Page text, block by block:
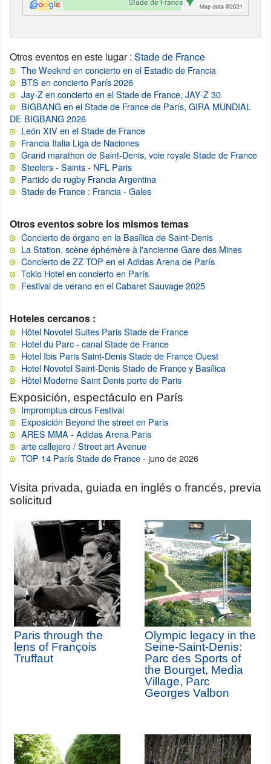
Otros eventos en este lugar: Stade de France
The Weeknd en concierto en el Estadio de Francia
BTS en concierto París 2026
Jay-Z en concierto en el Stade de France, JAY-Z 30
BIGBANG en el Stade de France de París, GIRA MUNDIAL
DE BIGBANG 2026
León XIV en el Stade de France
Francia Italia Liga de Naciones
Grand marathon de Saint-Denis, voie royale Stade de France
Steelers - Saints - NFL Paris
Partido de rugby Francia Argentina
Stade de France : Francia - Gales
Otros eventos sobre los mismos temas
Concierto de órgano en la Basílica de Saint-Denis
La Station, scène éphémère à l'ancienne Gare des Mines
Concierto de ZZ TOP en el Adidas Arena de París
Tokio Hotel en concierto en París
Festival de verano en el Cabaret Sauvage 2025
Hoteles cercanos :
Hôtel Novotel Suites Paris Stade de France
Hotel du Parc - canal Stade de France
Hotel Ibis Paris Saint-Denis Stade de France Ouest
Hotel Novotel Saint-Denis Stade de France y Basílica
Hôtel Moderne Saint Denis porte de Paris
Exposición, espectáculo en París
Impromptus circus Festival
Exposición Beyond the street en Paris
ARES MMA - Adidas Arena Paris
arte callejero / Street art Avenue
TOP 14 París Stade de France- juno de 2026
Visita privada, guiada en inglés o francés, previa
solicitud
Paris through the
lens of François
Truffaut
Olympic legacy in the
Seine-Saint-Denis:
Parc des Sports of
the Bourget, Media
Village, Parc
Georges Valbon